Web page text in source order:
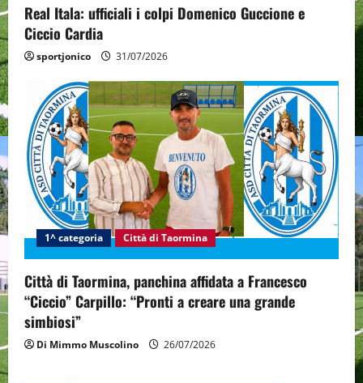
Real Itala: ufficiali i colpi Domenico Guccione e
Ciccio Cardia
sportjonico 31/07/2026
1^ categoria Città di Taormina
Città di Taormina, panchina affidata a Francesco
“Ciccio” Carpillo: “Pronti a creare una grande
simbiosi”
Di Mimmo Muscolino 26/07/2026